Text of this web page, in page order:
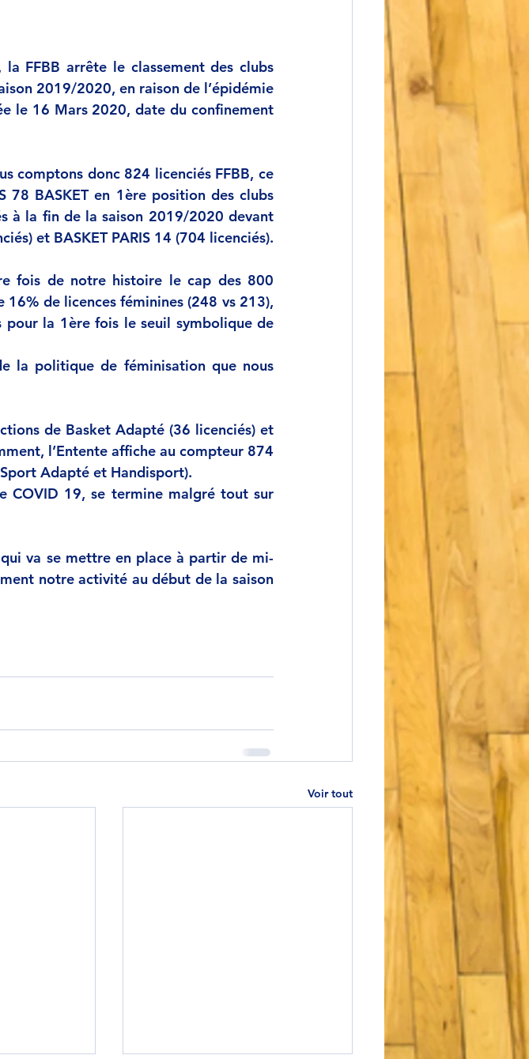
la FFBB arrête le classement des clubs
2019/2020, en raison de l’épidémie
le 16 Mars 2020, date du confinement
comptons donc 824 licenciés FFBB, ce
78 BASKET en 1ère position des clubs
à la fin de la saison 2019/2020 devant
et BASKET PARIS 14 (704 licenciés).
fois de notre histoire le cap des 800
16% de licences féminines (248 vs 213),
la 1ère fois le seuil symbolique de
la politique de féminisation que nous
de Basket Adapté (36 licenciés) et
l’Entente affiche au compteur 874
Adapté et Handisport).
COVID 19, se termine malgré tout sur
va se mettre en place à partir de mi-
notre activité au début de la saison
Voir tout